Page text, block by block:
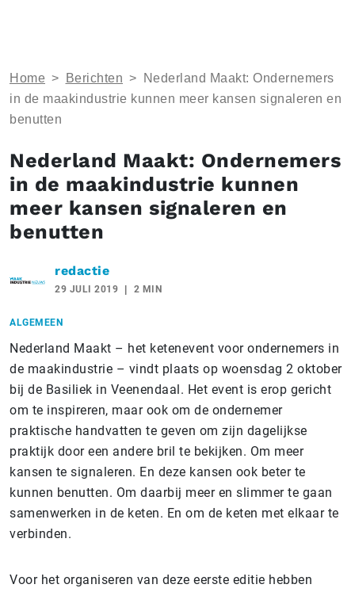
Home > Berichten >
Nederland Maakt: Ondernemers
in de maakindustrie kunnen meer kansen signaleren en
benutten
Nederland Maakt: Ondernemers
in de maakindustrie kunnen
meer kansen signaleren en
benutten
redactie
29 JULI 2019 2 MIN
ALGEMEEN
Nederland Maakt – het ketenevent voor ondernemers in
de maakindustrie – vindt plaats op woensdag 2 oktober
bij de Basiliek in Veenendaal. Het event is erop gericht
om te inspireren, maar ook om de ondernemer
praktische handvatten te geven om zijn dagelijkse
praktijk door een andere bril te bekijken. Om meer
kansen te signaleren. En deze kansen ook beter te
kunnen benutten. Om daarbij meer en slimmer te gaan
samenwerken in de keten. En om de keten met elkaar te
verbinden.
Voor het organiseren van deze eerste editie hebben